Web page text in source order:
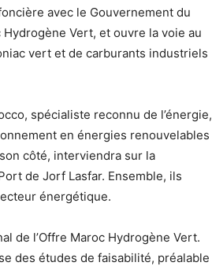
avec le Gouvernement du
Hydrogène Vert, et ouvre la voie au
vert et de carburants industriels
spécialiste reconnu de l’énergie,
en énergies renouvelables
côté, interviendra sur la
de Jorf Lasfar. Ensemble, ils
énergétique.
de l’Offre Maroc Hydrogène Vert.
des études de faisabilité, préalable